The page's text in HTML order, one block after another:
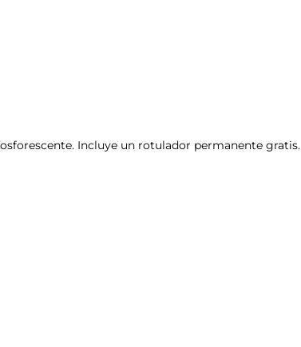
Incluye un rotulador permanente gratis.